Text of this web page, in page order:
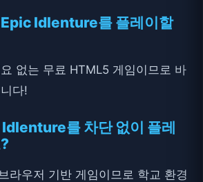
Epic Idlenture를 플레이할
없는 무료 HTML5 게임이므로 바
다!
를 차단 없이 플레
라우저 기반 게임이므로 학교 환경